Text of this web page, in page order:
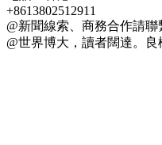
+8613802512911
@新聞線索、商務合作請聯
@世界博大，讀者闊達。良